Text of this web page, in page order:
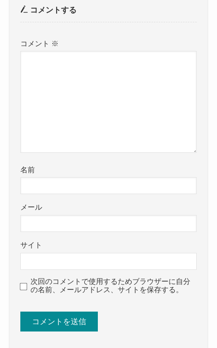
コメントする
コメント ※
名前
メール
サイト
次回のコメントで使用するためブラウザーに自分
の名前、メールアドレス、サイトを保存する。